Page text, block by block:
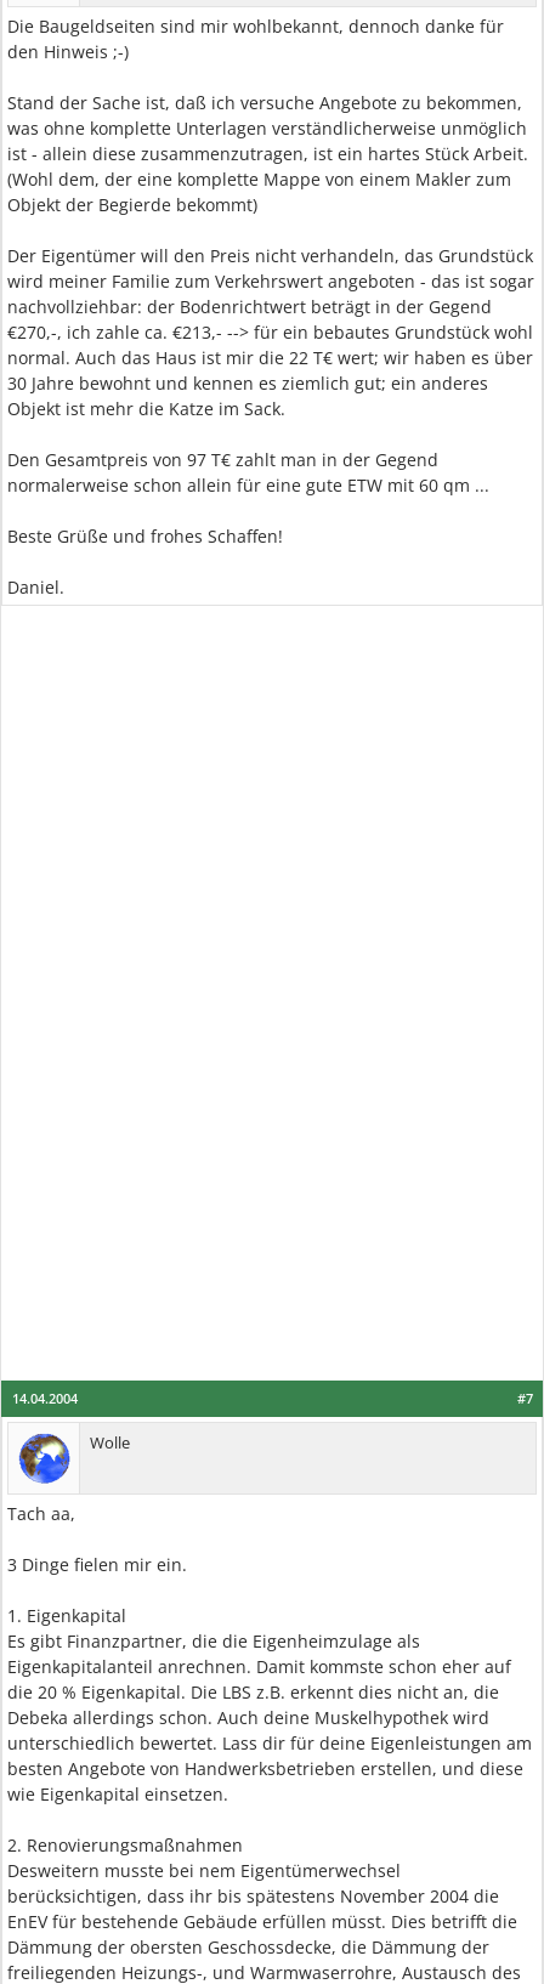
Die Baugeldseiten sind mir wohlbekannt, dennoch danke für
den Hinweis ;-)
Stand der Sache ist, daß ich versuche Angebote zu bekommen,
was ohne komplette Unterlagen verständlicherweise unmöglich
ist - allein diese zusammenzutragen, ist ein hartes Stück Arbeit.
(Wohl dem, der eine komplette Mappe von einem Makler zum
Objekt der Begierde bekommt)
Der Eigentümer will den Preis nicht verhandeln, das Grundstück
wird meiner Familie zum Verkehrswert angeboten - das ist sogar
nachvollziehbar: der Bodenrichtwert beträgt in der Gegend
€270,-, ich zahle ca. €213,- --> für ein bebautes Grundstück wohl
normal. Auch das Haus ist mir die 22 T€ wert; wir haben es über
30 Jahre bewohnt und kennen es ziemlich gut; ein anderes
Objekt ist mehr die Katze im Sack.
Den Gesamtpreis von 97 T€ zahlt man in der Gegend
normalerweise schon allein für eine gute ETW mit 60 qm ...
Beste Grüße und frohes Schaffen!
Daniel.
#7
14.04.2004
Wolle
Tach aa,
3 Dinge fielen mir ein.
1. Eigenkapital
Es gibt Finanzpartner, die die Eigenheimzulage als
Eigenkapitalanteil anrechnen. Damit kommste schon eher auf
die 20 % Eigenkapital. Die LBS z.B. erkennt dies nicht an, die
Debeka allerdings schon. Auch deine Muskelhypothek wird
unterschiedlich bewertet. Lass dir für deine Eigenleistungen am
besten Angebote von Handwerksbetrieben erstellen, und diese
wie Eigenkapital einsetzen.
2. Renovierungsmaßnahmen
Desweitern musste bei nem Eigentümerwechsel
berücksichtigen, dass ihr bis spätestens November 2004 die
EnEV für bestehende Gebäude erfüllen müsst. Dies betrifft die
Dämmung der obersten Geschossdecke, die Dämmung der
freiliegenden Heizungs-, und Warmwaserrohre, Austausch des